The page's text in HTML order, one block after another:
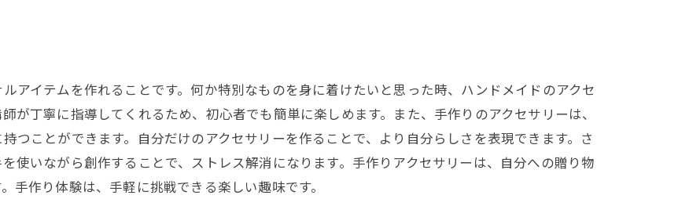
アイテムを作れることです。何か特別なものを身に着けたいと思った時、ハンドメイドのアクセ
が丁寧に指導してくれるため、初心者でも簡単に楽しめます。また、手作りのアクセサリーは、
つことができます。自分だけのアクセサリーを作ることで、より自分らしさを表現できます。さ
使いながら創作することで、ストレス解消になります。手作りアクセサリーは、自分への贈り物
手作り体験は、手軽に挑戦できる楽しい趣味です。